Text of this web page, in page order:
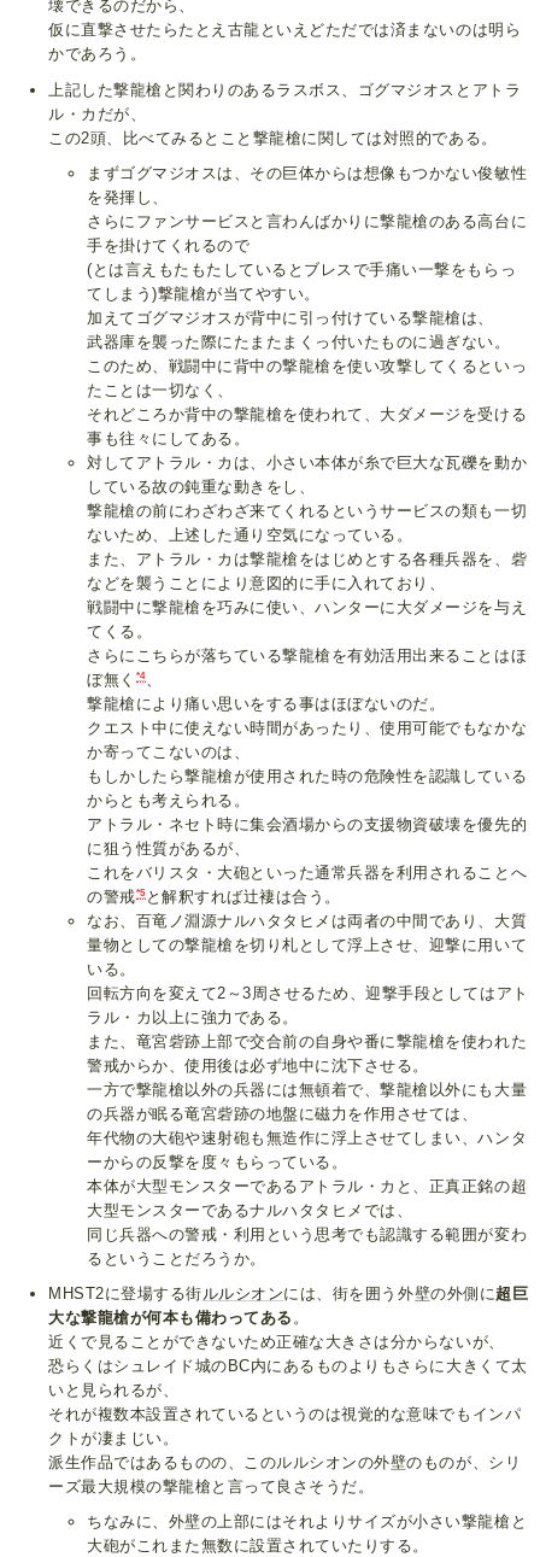
壊できるのだから、
仮に直撃させたらたとえ古龍といえどただでは済まないのは明ら
かであろう。
上記した撃龍槍と関わりのあるラスボス、ゴグマジオスとアトラ
ル・カだが、
この2頭、比べてみるとこと撃龍槍に関しては対照的である。
まずゴグマジオスは、その巨体からは想像もつかない俊敏性
を発揮し、
さらにファンサービスと言わんばかりに撃龍槍のある高台に
手を掛けてくれるので
(とは言えもたもたしているとブレスで手痛い一撃をもらっ
てしまう)撃龍槍が当てやすい。
加えてゴグマジオスが背中に引っ付けている撃龍槍は、
武器庫を襲った際にたまたまくっ付いたものに過ぎない。
このため、戦闘中に背中の撃龍槍を使い攻撃してくるといっ
たことは一切なく、
それどころか背中の撃龍槍を使われて、大ダメージを受ける
事も往々にしてある。
対してアトラル・カは、小さい本体が糸で巨大な瓦礫を動か
している故の鈍重な動きをし、
撃龍槍の前にわざわざ来てくれるというサービスの類も一切
ないため、上述した通り空気になっている。
また、アトラル・カは撃龍槍をはじめとする各種兵器を、砦
などを襲うことにより意図的に手に入れており、
戦闘中に撃龍槍を巧みに使い、ハンターに大ダメージを与え
てくる。
さらにこちらが落ちている撃龍槍を有効活用出来ることはほ
ぼ無く *4、
撃龍槍により痛い思いをする事はほぼないのだ。
クエスト中に使えない時間があったり、使用可能でもなかな
か寄ってこないのは、
もしかしたら撃龍槍が使用された時の危険性を認識している
からとも考えられる。
アトラル・ネセト時に集会酒場からの支援物資破壊を優先的
に狙う性質があるが、
これをバリスタ・大砲といった通常兵器を利用されることへ
の警戒*5と解釈すれば辻褄は合う。
なお、百竜ノ淵源ナルハタタヒメは両者の中間であり、大質
量物としての撃龍槍を切り札として浮上させ、迎撃に用いて
いる。
回転方向を変えて2～3周させるため、迎撃手段としてはアト
ラル・カ以上に強力である。
また、竜宮砦跡上部で交合前の自身や番に撃龍槍を使われた
警戒からか、使用後は必ず地中に沈下させる。
一方で撃龍槍以外の兵器には無頓着で、撃龍槍以外にも大量
の兵器が眠る竜宮砦跡の地盤に磁力を作用させては、
年代物の大砲や速射砲も無造作に浮上させてしまい、ハンタ
ーからの反撃を度々もらっている。
本体が大型モンスターであるアトラル・カと、正真正銘の超
大型モンスターであるナルハタタヒメでは、
同じ兵器への警戒・利用という思考でも認識する範囲が変わ
るということだろうか。
MHST2に登場する街ルルシオンには、街を囲う外壁の外側に超巨
大な撃龍槍が何本も備わってある 。
近くで見ることができないため正確な大きさは分からないが、
恐らくはシュレイド城のBC内にあるものよりもさらに大きくて太
いと見られるが、
それが複数本設置されているというのは視覚的な意味でもインパ
クトが凄まじい。
派生作品ではあるものの、このルルシオンの外壁のものが、シリ
ーズ最大規模の撃龍槍と言って良さそうだ。
ちなみに、外壁の上部にはそれよりサイズが小さい撃龍槍と
大砲がこれまた無数に設置されていたりする。